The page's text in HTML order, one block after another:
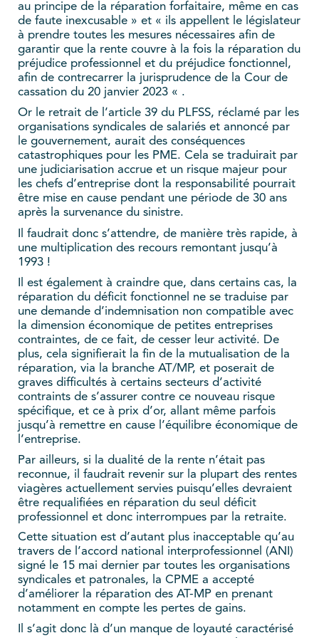
au principe de la réparation forfaitaire, même en cas
de faute inexcusable » et « ils appellent le législateur
à prendre toutes les mesures nécessaires afin de
garantir que la rente couvre à la fois la réparation du
préjudice professionnel et du préjudice fonctionnel,
afin de contrecarrer la jurisprudence de la Cour de
cassation du 20 janvier 2023 « .
Or le retrait de l’article 39 du PLFSS, réclamé par les
organisations syndicales de salariés et annoncé par
le gouvernement, aurait des conséquences
catastrophiques pour les PME. Cela se traduirait par
une judiciarisation accrue et un risque majeur pour
les chefs d’entreprise dont la responsabilité pourrait
être mise en cause pendant une période de 30 ans
après la survenance du sinistre.
Il faudrait donc s’attendre, de manière très rapide, à
une multiplication des recours remontant jusqu’à
1993 !
Il est également à craindre que, dans certains cas, la
réparation du déficit fonctionnel ne se traduise par
une demande d’indemnisation non compatible avec
la dimension économique de petites entreprises
contraintes, de ce fait, de cesser leur activité. De
plus, cela signifierait la fin de la mutualisation de la
réparation, via la branche AT/MP, et poserait de
graves difficultés à certains secteurs d’activité
contraints de s’assurer contre ce nouveau risque
spécifique, et ce à prix d’or, allant même parfois
jusqu’à remettre en cause l’équilibre économique de
l’entreprise.
Par ailleurs, si la dualité de la rente n’était pas
reconnue, il faudrait revenir sur la plupart des rentes
viagères actuellement servies puisqu’elles devraient
être requalifiées en réparation du seul déficit
professionnel et donc interrompues par la retraite.
Cette situation est d’autant plus inacceptable qu’au
travers de l’accord national interprofessionnel (ANI)
signé le 15 mai dernier par toutes les organisations
syndicales et patronales, la CPME a accepté
d’améliorer la réparation des AT-MP en prenant
notamment en compte les pertes de gains.
Il s’agit donc là d’un manque de loyauté caractérisé